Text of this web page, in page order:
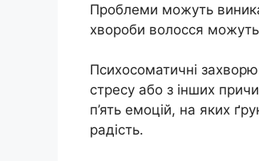
Проблеми можуть
хвороби волосся можуть
Психосоматичні
стресу або з інших
п’ять емоцій, на яких
радість.